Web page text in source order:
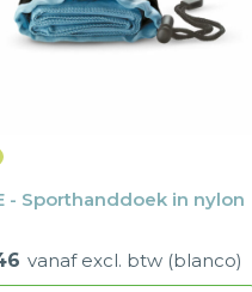
- Sporthanddoek in nylon
vanaf excl. btw (blanco)